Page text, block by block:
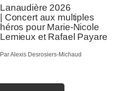
Lanaudière 2026
| Concert aux multiples
héros pour Marie-Nicole
Lemieux et Rafael Payare
Par Alexis Desrosiers-Michaud